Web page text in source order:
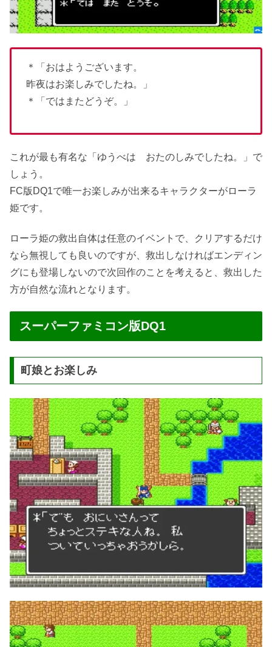
＊「おはようございます。
昨夜はお楽しみでしたね。」
＊「ではまたどうぞ。」
これが最も有名な「ゆうべは おたのしみでしたね。」で
しょう。
FC版DQ1で唯一お楽しみが出来るキャラクターがローラ
姫です。
ローラ姫の救出自体は任意のイベントで、クリアするだけ
なら無視しても良いのですが、救出しなければエンディン
グにも登場しないので次回作のことを考えると、救出した
方が自然な流れとなります。
スーパーファミコン版DQ1
町娘とお楽しみ